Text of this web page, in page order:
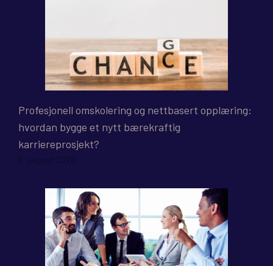
Profesjonell omskolering og nettbasert opplæring:
hvordan bygge et nytt bærekraftig
karriereprosjekt?
8. august 2026